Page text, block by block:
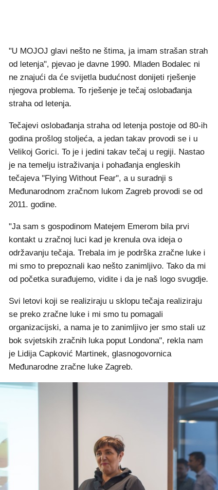
"U MOJOJ glavi nešto ne štima, ja imam strašan strah
od letenja", pjevao je davne 1990. Mladen Bodalec ni
ne znajući da će svijetla budućnost donijeti rješenje
njegova problema. To rješenje je tečaj oslobađanja
straha od letenja.
Tečajevi oslobađanja straha od letenja postoje od 80-ih
godina prošlog stoljeća, a jedan takav provodi se i u
Velikoj Gorici. To je i jedini takav tečaj u regiji. Nastao
je na temelju istraživanja i pohađanja engleskih
tečajeva "Flying Without Fear", a u suradnji s
Međunarodnom zračnom lukom Zagreb provodi se od
2011. godine.
"Ja sam s gospodinom Matejem Emerom bila prvi
kontakt u zračnoj luci kad je krenula ova ideja o
održavanju tečaja. Trebala im je podrška zračne luke i
mi smo to prepoznali kao nešto zanimljivo. Tako da mi
od početka surađujemo, vidite i da je naš logo svugdje.
Svi letovi koji se realiziraju u sklopu tečaja realiziraju
se preko zračne luke i mi smo tu pomagali
organizacijski, a nama je to zanimljivo jer smo stali uz
bok svjetskih zračnih luka poput Londona", rekla nam
je Lidija Capković Martinek, glasnogovornica
Međunarodne zračne luke Zagreb.